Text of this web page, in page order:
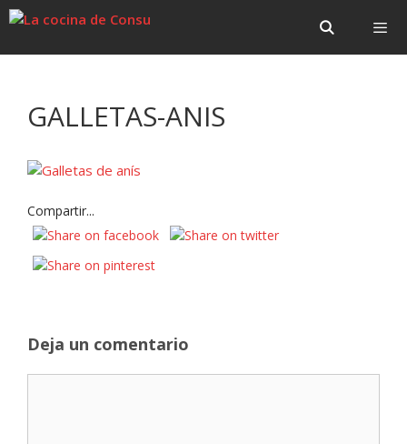
Saltar
Saltar
GALLETAS-ANIS
Compartir...
Deja un comentario